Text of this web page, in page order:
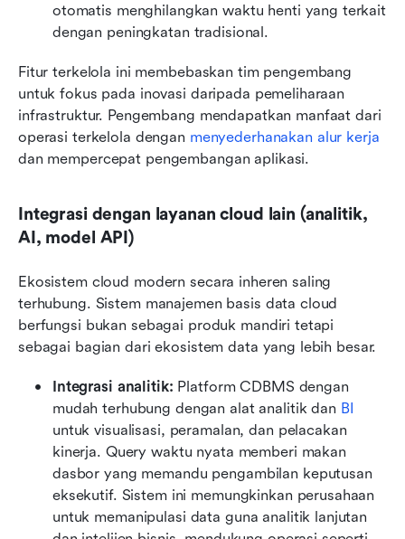
otomatis menghilangkan waktu henti yang terkait
dengan peningkatan tradisional.
Fitur terkelola ini membebaskan tim pengembang
untuk fokus pada inovasi daripada pemeliharaan
infrastruktur. Pengembang mendapatkan manfaat dari
operasi terkelola dengan menyederhanakan alur kerja
dan mempercepat pengembangan aplikasi.
Integrasi dengan layanan cloud lain (analitik,
AI, model API)
Ekosistem cloud modern secara inheren saling
terhubung. Sistem manajemen basis data cloud
berfungsi bukan sebagai produk mandiri tetapi
sebagai bagian dari ekosistem data yang lebih besar.
Integrasi analitik: Platform CDBMS dengan
mudah terhubung dengan alat analitik dan BI
untuk visualisasi, peramalan, dan pelacakan
kinerja. Query waktu nyata memberi makan
dasbor yang memandu pengambilan keputusan
eksekutif. Sistem ini memungkinkan perusahaan
untuk memanipulasi data guna analitik lanjutan